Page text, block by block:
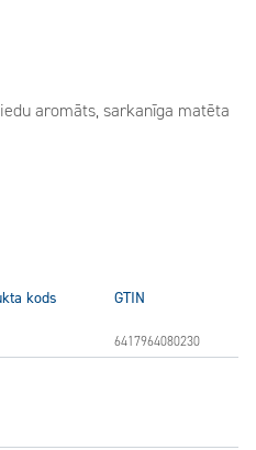
aromāts, sarkanīga matēta
kods GTIN
6417964080230